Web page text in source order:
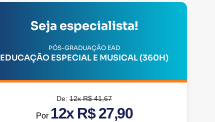
Seja especialista!
PÓS-GRADUAÇÃO EAD
EDUCAÇÃO ESPECIAL E MUSICAL (360H)
De:12x R$ 41,67
Por 12x R$ 27,90